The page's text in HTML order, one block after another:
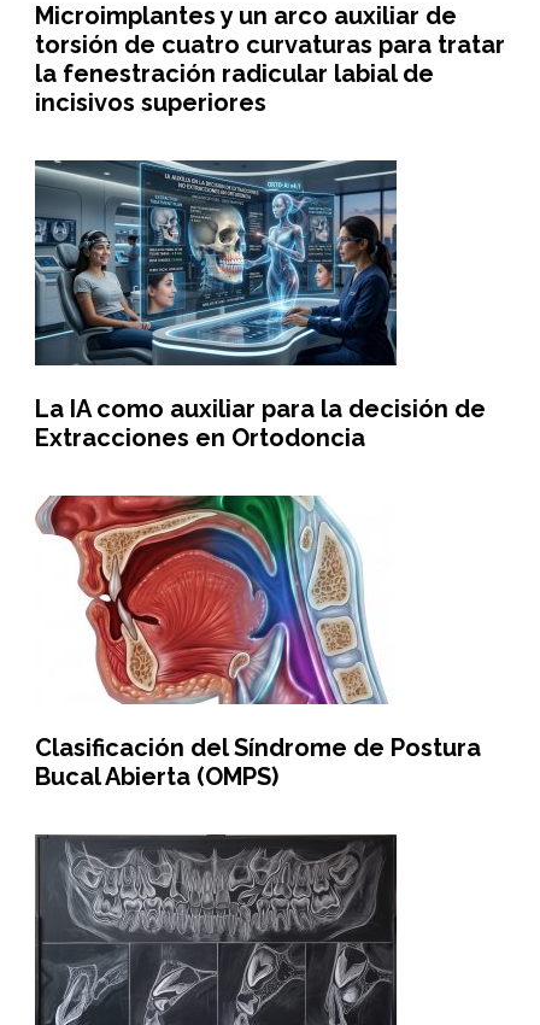
Microimplantes y un arco auxiliar de
torsión de cuatro curvaturas para tratar
la fenestración radicular labial de
incisivos superiores
La IA como auxiliar para la decisión de
Extracciones en Ortodoncia
Clasificación del Síndrome de Postura
Bucal Abierta (OMPS)